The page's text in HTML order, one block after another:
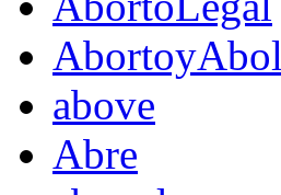
above
Abre